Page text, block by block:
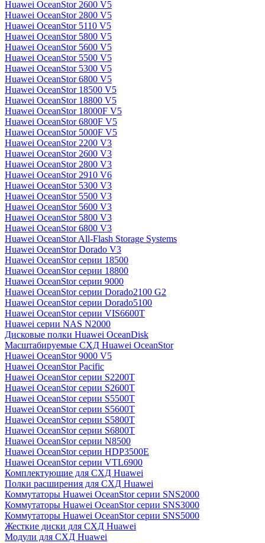
Huawei OceanStor 2600 V5
Huawei OceanStor 2800 V5
Huawei OceanStor 5110 V5
Huawei OceanStor 5800 V5
Huawei OceanStor 5600 V5
Huawei OceanStor 5500 V5
Huawei OceanStor 5300 V5
Huawei OceanStor 6800 V5
Huawei OceanStor 18500 V5
Huawei OceanStor 18800 V5
Huawei OceanStor 18000F V5
Huawei OceanStor 6800F V5
Huawei OceanStor 5000F V5
Huawei OceanStor 2200 V3
Huawei OceanStor 2600 V3
Huawei OceanStor 2800 V3
Huawei OceanStor 2910 V6
Huawei OceanStor 5300 V3
Huawei OceanStor 5500 V3
Huawei OceanStor 5600 V3
Huawei OceanStor 5800 V3
Huawei OceanStor 6800 V3
Huawei OceanStor All-Flash Storage Systems
Huawei OceanStor Dorado V3
Huawei OceanStor серии 18500
Huawei OceanStor серии 18800
Huawei OceanStor серии 9000
Huawei OceanStor серии Dorado2100 G2
Huawei OceanStor серии Dorado5100
Huawei OceanStor серии VIS6600T
Huawei серии NAS N2000
Дисковые полки Huawei OceanDisk
Масштабируемые СХД Huawei OceanStor
Huawei OceanStor 9000 V5
Huawei OceanStor Pacific
Huawei OceanStor серии S2200T
Huawei OceanStor серии S2600T
Huawei OceanStor серии S5500T
Huawei OceanStor серии S5600T
Huawei OceanStor серии S5800T
Huawei OceanStor серии S6800T
Huawei OceanStor серии N8500
Huawei OceanStor серии HDP3500E
Huawei OceanStor серии VTL6900
Комплектующие для СХД Huawei
Полки расширения для СХД Huawei
Коммутаторы Huawei OceanStor серии SNS2000
Коммутаторы Huawei OceanStor серии SNS3000
Коммутаторы Huawei OceanStor серии SNS5000
Жесткие диски для СХД Huawei
Модули для СХД Huawei